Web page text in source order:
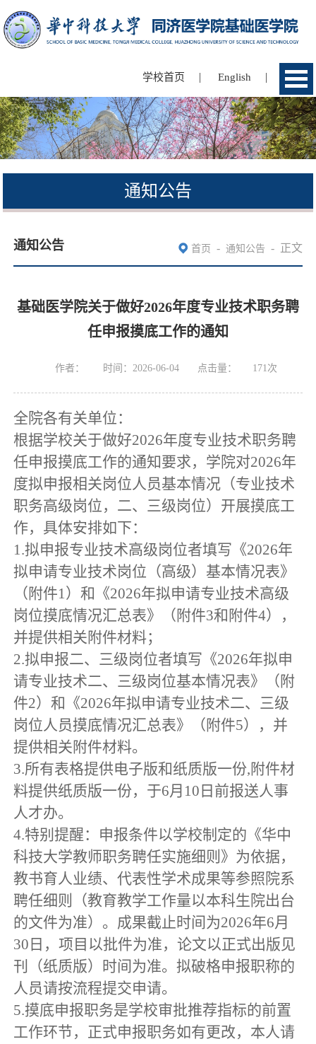
学校首页 | English |
通知公告
通知公告 首页 - 通知公告 - 正文
基础医学院关于做好2026年度专业技术职务聘
任申报摸底工作的通知
作者： 时间：2026-06-04 点击量： 171 次
全院各有关单位：
根据学校关于做好2026年度专业技术职务聘
任申报摸底工作的通知要求，学院对2026年
度拟申报相关岗位人员基本情况（专业技术
职务高级岗位，二、三级岗位）开展摸底工
作，具体安排如下：
1.拟申报专业技术高级岗位者填写《2026年
拟申请专业技术岗位（高级）基本情况表》
（附件1 ）和《2026年拟申请专业技术高级
岗位摸底情况汇总表》（附件3和附件4），
并提供相关附件材料；
2.拟申报二、三级岗位者填写《2026年拟申
请专业技术二、三级岗位基本情况表》（附
件2）和《2026年拟申请专业技术二、三级
岗位人员摸底情况汇总表》（附件5），并
提供相关附件材料。
3.所有表格提供电子版和纸质版一份,附件材
料提供纸质版一份，于6月 10 日前报送人事
人才办。
4.特别提醒：申报条件以学校制定的《华中
科技大学教师职务聘任实施细则》为依据，
教书育人业绩、代表性学术成果等参照院系
聘任细则（教育教学工作量以本科生院出台
的文件为准）。成果截止时间为2026年6月
30 日，项目以批件为准，论文以正式出版见
刊（纸质版）时间为准。拟破格申报职称的
人员请按流程提交申请。
5.摸底申报职务是学校审批推荐指标的前置
工作环节，正式申报职务如有更改，本人请